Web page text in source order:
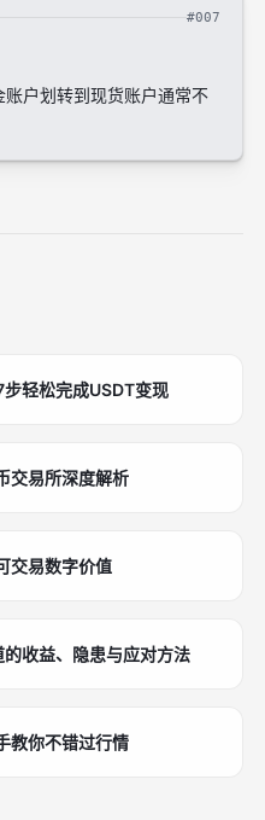
#007
户划转到现货账户通常不
轻松完成USDT变现
交易所深度解析
交易数字价值
收益、隐患与应对方法
教你不错过行情